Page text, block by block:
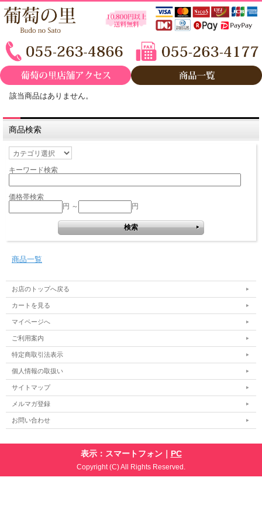
該当商品はありません。
商品検索
キーワード検索
価格帯検索
円 ～
円
商品一覧
お店のトップへ戻る
カートを見る
マイページへ
ご利用案内
特定商取引法表示
個人情報の取扱い
サイトマップ
メルマガ登録
お問い合わせ
表示：スマートフォン｜ PC
Copyright (C) All Rights Reserved.